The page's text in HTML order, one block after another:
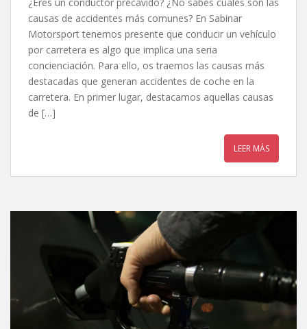
causas de accidentes más comunes? En Sabinar
Motorsport tenemos presente que conducir un vehículo
por carretera es algo que implica una seria
concienciación. Para ello, os traemos las causas más
destacadas que generan accidentes de coche en la
carretera. En primer lugar, destacamos aquellas causas
de […]
LEER MÁS